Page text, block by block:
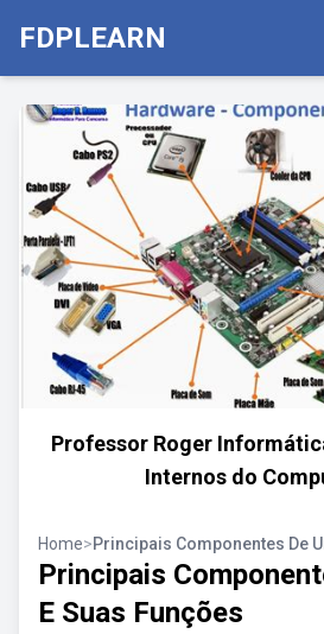
FDPLEARN
Professor Roger
Internos do
Home>Principais Componentes De
Principais
E Suas Funções